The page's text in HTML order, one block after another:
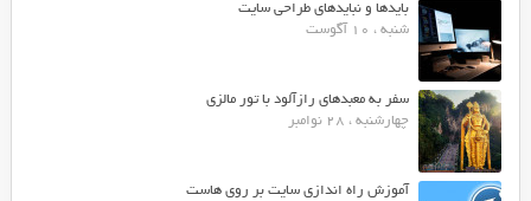
بایدها و نبایدهای طراحی سایت
شنبه ، 10 آگوست
سفر به معبدهای رازآلود با تور مالزی
چهارشنبه ، 28 نوامبر
آموزش راه اندازی سایت بر روی هاست